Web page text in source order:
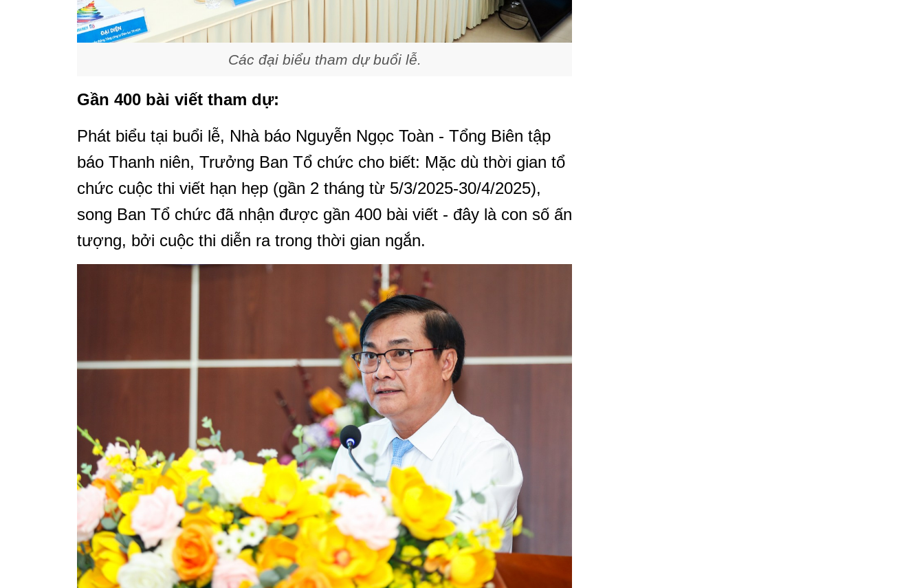
Các đại biểu tham dự buổi lễ.
Gần 400 bài viết tham dự:
Phát biểu tại buổi lễ, Nhà báo Nguyễn Ngọc Toàn - Tổng Biên tập
báo Thanh niên, Trưởng Ban Tổ chức cho biết: Mặc dù thời gian tổ
chức cuộc thi viết hạn hẹp (gần 2 tháng từ 5/3/2025-30/4/2025),
song Ban Tổ chức đã nhận được gần 400 bài viết - đây là con số ấn
tượng, bởi cuộc thi diễn ra trong thời gian ngắn.